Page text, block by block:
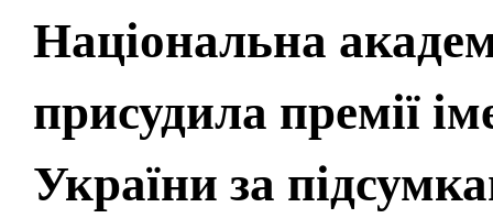
Національна
присудила премії
України за